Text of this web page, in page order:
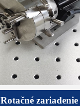
Rotačné zariadenie